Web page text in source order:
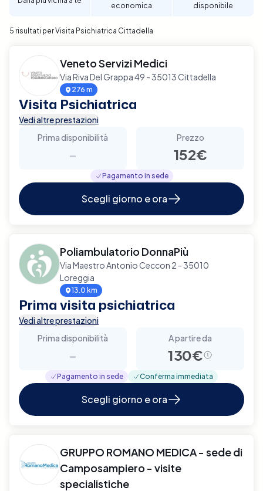
Cittadella.
economica
disponibile
5 risultati per Visita Psichiatrica Cittadella
Veneto Servizi Medici
Via Riva Del Grappa 49 - 35013 Cittadella
276 m
Visita Psichiatrica
Vedi altre prestazioni
Prima disponibilità
-
Prezzo
152€
Pagamento in sede
Scegli giorno e ora
Poliambulatorio DonnaPiù
Via Maestro Antonio Ceccon 2 - 35010
Loreggia
13.0 km
Prima visita psichiatrica
Vedi altre prestazioni
Prima disponibilità
-
A partire da
130€
Pagamento in sede Conferma immediata
Scegli giorno e ora
GRUPPO ROMANO MEDICA - sede di
Camposampiero - visite
specialistiche